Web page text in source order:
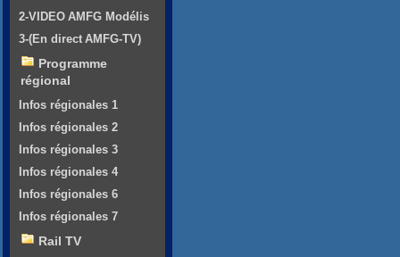
2-VIDEO AMFG Modélis
3-(En direct AMFG-TV)
Programme
régional
Infos régionales 1
Infos régionales 2
Infos régionales 3
Infos régionales 4
Infos régionales 6
Infos régionales 7
Rail TV